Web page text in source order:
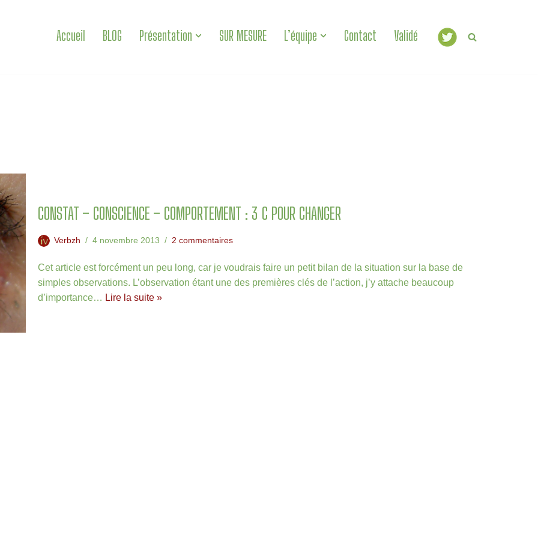
Accueil BLOG Présentation SUR MESURE L’équipe Contact Validé
CONSTAT – CONSCIENCE – COMPORTEMENT : 3 C POUR CHANGER
Verbzh 4 novembre 2013 2 commentaires
Cet article est forcément un peu long, car je voudrais faire un petit bilan de la situation sur la base de
simples observations. L’observation étant une des premières clés de l’action, j’y attache beaucoup
d’importance… Lire la suite »